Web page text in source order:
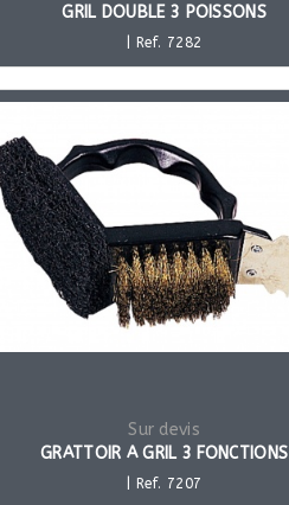
GRIL DOUBLE 3 POISSONS
| Ref. 7282
Sur devis
GRATTOIR A GRIL 3 FONCTIONS
| Ref. 7207